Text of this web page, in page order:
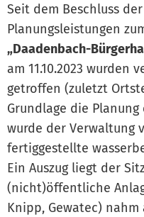
Seit dem Beschluss
Planungsleistungen
„Daadenbach-
am 11.10.2023 wurden
getroffen (zuletzt
Grundlage die
wurde der Verwaltung
fertiggestellte
Ein Auszug liegt der
(nicht)öffentliche
Knipp, Gewatec)